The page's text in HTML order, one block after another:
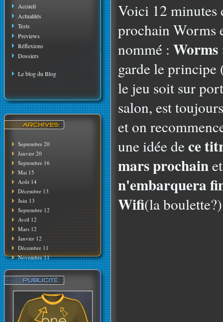
Accueil
Actualités
Tests
Previews
Réflexions
Dossiers
Le blog du Blog
Septembre 20
Janvier 20
Septembre 16
Mai 15
Août 14
Décembre 13
Juin 13
Septembre 12
Avril 12
Mars 12
Janvier 12
Décembre 11
Novembre 11
Voici 12 minutes
prochain Worms
nommé : Worms
garde le principe
le jeu soit sur
salon, est
et on
une idée dece
mars prochain
n'embarquera
Wifi(la